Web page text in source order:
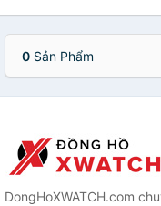
0 Sản Phẩm
DongHoXWATCH.com